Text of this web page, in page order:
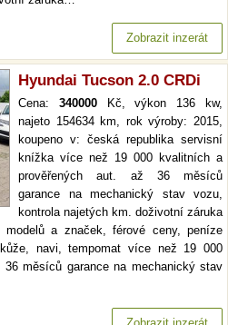
Zobrazit inzerát
Hyundai Tucson 2.0 CRDi
Cena: 340000Kč, výkon 136 kw,
najeto 154634 km, rok výroby: 2015,
koupeno v: česká republika servisní
knížka více než 19 000 kvalitních a
prověřených aut. až 36 měsíců
garance na mechanický stav vozu,
kontrola najetých km. doživotní záruka
modelů a značek, férové ceny, peníze
navi, tempomat více než 19 000
měsíců garance na mechanický stav